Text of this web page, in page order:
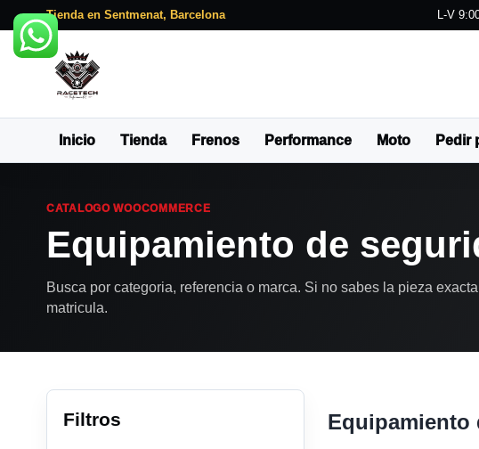
Tienda en Sentmenat, Barcelona L-V
Inicio Tienda Frenos Performance Moto Pedir
CATALOGO WOOCOMMERCE
Equipamiento de
Busca por categoria, referencia o marca. Si no sabes la pieza
matricula.
Filtros Equipamiento